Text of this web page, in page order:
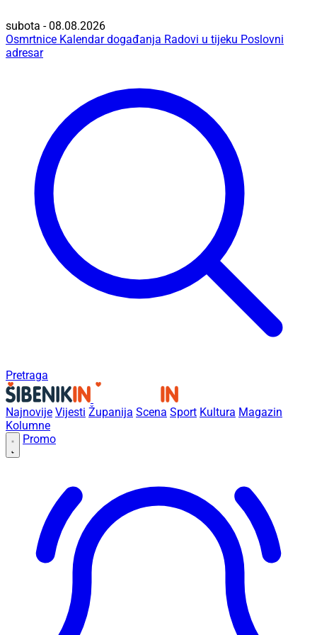
subota - 08.08.2026
Osmrtnice Kalendar događanja Radovi u tijeku Poslovni
adresar
Pretraga
Najnovije Vijesti Županija Scena Sport Kultura Magazin
Kolumne
Promo